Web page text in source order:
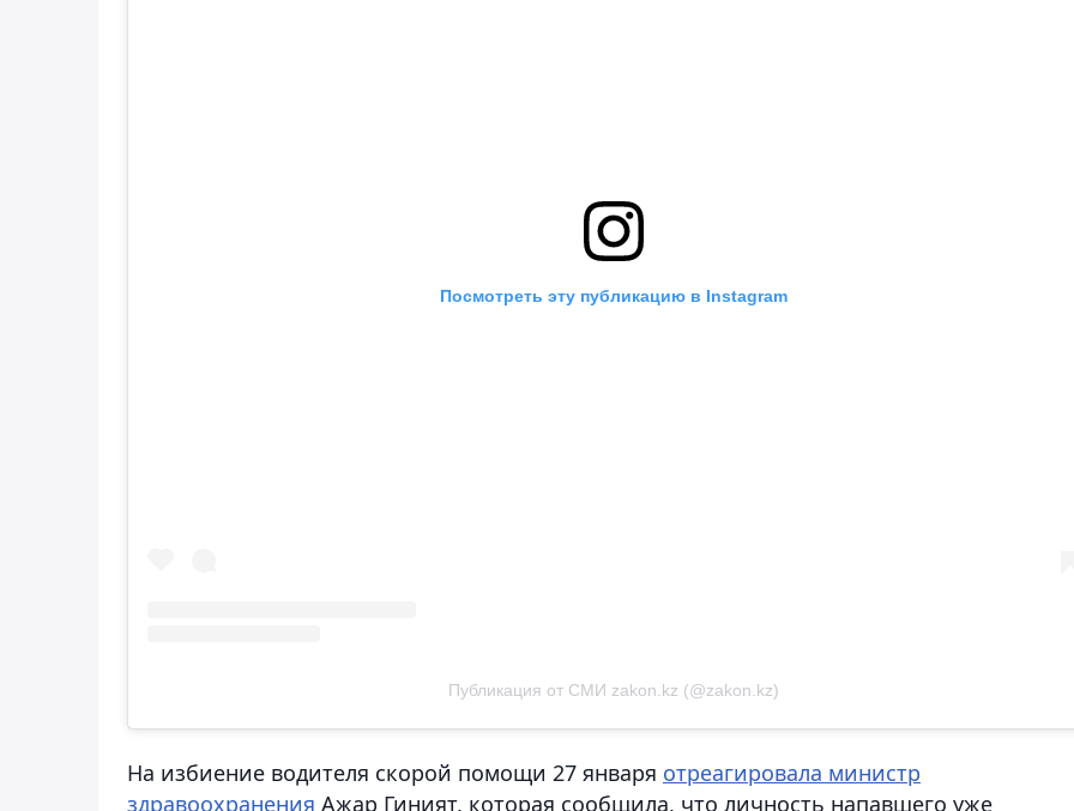
Посмотреть эту публикацию в Instagram
Публикация от СМИ zakon.kz (@zakon.kz)
На избиение водителя скорой помощи 27 января отреагировала министр
здравоохранения Ажар Гиният, которая сообщила, что личность напавшего уже